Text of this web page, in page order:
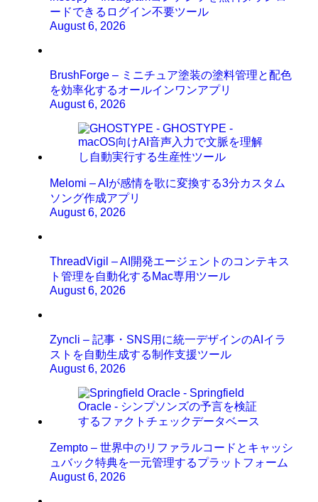
ードできるログイン不要ツール
August 6, 2026
BrushForge – ミニチュア塗装の塗料管理と配色
を効率化するオールインワンアプリ
August 6, 2026
Melomi – AIが感情を歌に変換する3分カスタム
ソング作成アプリ
August 6, 2026
ThreadVigil – AI開発エージェントのコンテキス
ト管理を自動化するMac専用ツール
August 6, 2026
Zyncli – 記事・SNS用に統一デザインのAIイラ
ストを自動生成する制作支援ツール
August 6, 2026
Zempto – 世界中のリファラルコードとキャッシ
ュバック特典を一元管理するプラットフォーム
August 6, 2026